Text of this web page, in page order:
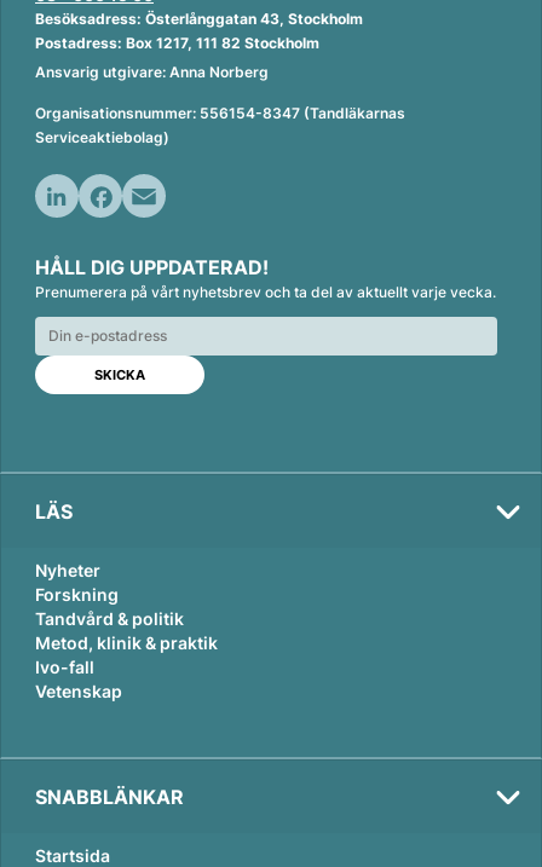
Besöksadress: Österlånggatan 43, Stockholm
Postadress: Box 1217, 111 82 Stockholm
Ansvarig utgivare: Anna Norberg
Organisationsnummer: 556154-8347 (Tandläkarnas
Serviceaktiebolag)
n
k
e
d
n
c
e
b
o
o
k
a
i
l
HÅLL DIG UPPDATERAD!
Prenumerera på vårt nyhetsbrev och ta del av aktuellt varje vecka.
LÄS
Nyheter
Forskning
Tandvård & politik
Metod, klinik & praktik
Ivo-fall
Vetenskap
SNABBLÄNKAR
Startsida